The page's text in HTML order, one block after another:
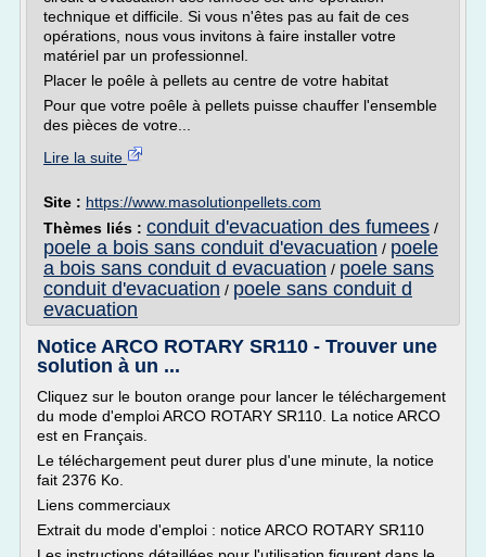
technique et difficile. Si vous n'êtes pas au fait de ces
opérations, nous vous invitons à faire installer votre
matériel par un professionnel.
Placer le poêle à pellets au centre de votre habitat
Pour que votre poêle à pellets puisse chauffer l'ensemble
des pièces de votre...
Lire la suite
Site : https://www.masolutionpellets.com
Thèmes liés : conduit d'evacuation des fumees /
poele a bois sans conduit d'evacuation / poele
a bois sans conduit d evacuation / poele sans
conduit d'evacuation / poele sans conduit d
evacuation
Notice ARCO ROTARY SR110 - Trouver une
solution à un ...
Cliquez sur le bouton orange pour lancer le téléchargement
du mode d'emploi ARCO ROTARY SR110. La notice ARCO
est en Français.
Le téléchargement peut durer plus d'une minute, la notice
fait 2376 Ko.
Liens commerciaux
Extrait du mode d'emploi : notice ARCO ROTARY SR110